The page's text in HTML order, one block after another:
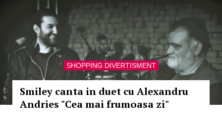
SHOPPING DIVERTISMENT
Smiley canta in duet cu Alexandru
Andries "Cea mai frumoasa zi"